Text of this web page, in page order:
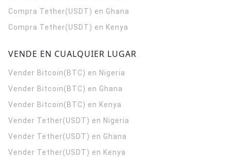
Compra Tether(USDT) en Ghana
Compra Tether(USDT) en Kenya
VENDE EN CUALQUIER LUGAR
Vender Bitcoin(BTC) en Nigeria
Vender Bitcoin(BTC) en Ghana
Vender Bitcoin(BTC) en Kenya
Vender Tether(USDT) en Nigeria
Vender Tether(USDT) en Ghana
Vender Tether(USDT) en Kenya